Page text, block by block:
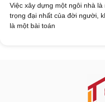
Việc xây dựng một ngôi nhà
trọng đại nhất của đời người,
là một bài toán